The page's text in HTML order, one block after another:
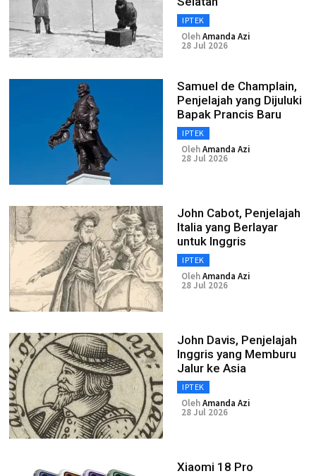
IPTEK
OlehAmanda Azi
28 Jul 2026
Samuel de Champlain,
Penjelajah yang Dijuluki
Bapak Prancis Baru
IPTEK
OlehAmanda Azi
28 Jul 2026
John Cabot, Penjelajah
Italia yang Berlayar
untuk Inggris
IPTEK
OlehAmanda Azi
28 Jul 2026
John Davis, Penjelajah
Inggris yang Memburu
Jalur ke Asia
IPTEK
OlehAmanda Azi
28 Jul 2026
Xiaomi 18 Pro